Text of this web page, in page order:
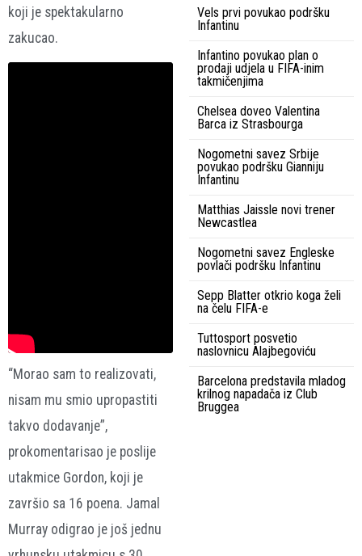
koji je spektakularno
zakucao.
“Morao sam to realizovati,
nisam mu smio upropastiti
takvo dodavanje”,
prokomentarisao je poslije
utakmice Gordon, koji je
završio sa 16 poena. Jamal
Murray odigrao je još jednu
Vels prvi povukao podršku
Infantinu
Infantino povukao plan o
prodaji udjela u FIFA-inim
takmičenjima
Chelsea doveo Valentina
Barca iz Strasbourga
Nogometni savez Srbije
povukao podršku Gianniju
Infantinu
Matthias Jaissle novi trener
Newcastlea
Nogometni savez Engleske
povlači podršku Infantinu
Sepp Blatter otkrio koga želi
na čelu FIFA-e
Tuttosport posvetio
naslovnicu Alajbegoviću
Barcelona predstavila mladog
krilnog napadača iz Club
Bruggea